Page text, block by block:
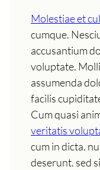
Molestiae et
cumque.
accusantium
voluptate.
assumenda
facilis
Cum quasi
veritatis
cum in dicta.
deserunt. sed